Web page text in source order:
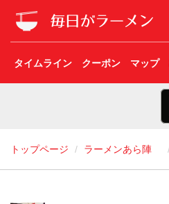
タイムライン クーポン マップ
トップページ ラーメンあら陣